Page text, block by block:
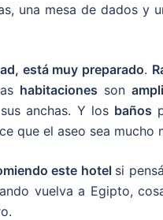
una mesa de dados y
está muy preparado.
habitaciones son
anchas. Y los baños
que el aseo sea mucho
este hotel si
vuelva a Egipto,